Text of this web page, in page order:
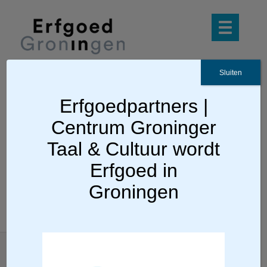
Ga terug
Fraeylemaborg
Erfgoedpartners |
Centrum Groninger
Taal & Cultuur wordt
Erfgoed in
Groningen
Sluiten